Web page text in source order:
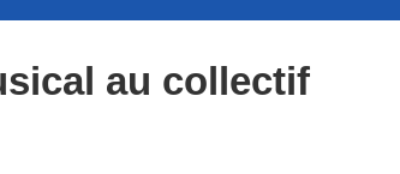
au collectif